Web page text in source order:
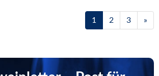
1 2 3 »